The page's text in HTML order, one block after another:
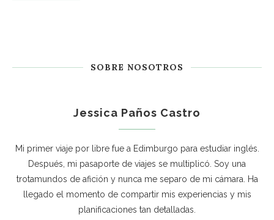
SOBRE NOSOTROS
Jessica Paños Castro
Mi primer viaje por libre fue a Edimburgo para estudiar inglés.
Después, mi pasaporte de viajes se multiplicó. Soy una
trotamundos de afición y nunca me separo de mi cámara. Ha
llegado el momento de compartir mis experiencias y mis
planificaciones tan detalladas.